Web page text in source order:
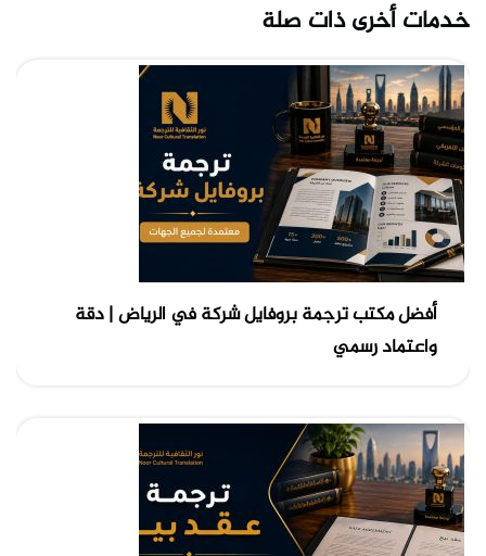
خدمات أخرى ذات صلة
أفضل مكتب ترجمة بروفايل شركة في الرياض | دقة
واعتماد رسمي